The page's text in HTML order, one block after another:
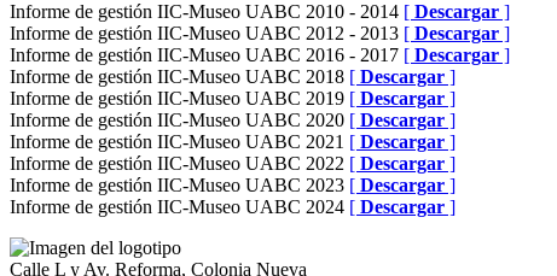
Informe de gestión IIC-Museo UABC 2010 - 2014 [ Descargar ]
Informe de gestión IIC-Museo UABC 2012 - 2013 [ Descargar ]
Informe de gestión IIC-Museo UABC 2016 - 2017 [ Descargar ]
Informe de gestión IIC-Museo UABC 2018 [ Descargar ]
Informe de gestión IIC-Museo UABC 2019 [ Descargar ]
Informe de gestión IIC-Museo UABC 2020 [ Descargar ]
Informe de gestión IIC-Museo UABC 2021 [ Descargar ]
Informe de gestión IIC-Museo UABC 2022 [ Descargar ]
Informe de gestión IIC-Museo UABC 2023 [ Descargar ]
Informe de gestión IIC-Museo UABC 2024 [ Descargar ]
Calle L y Av. Reforma, Colonia Nueva